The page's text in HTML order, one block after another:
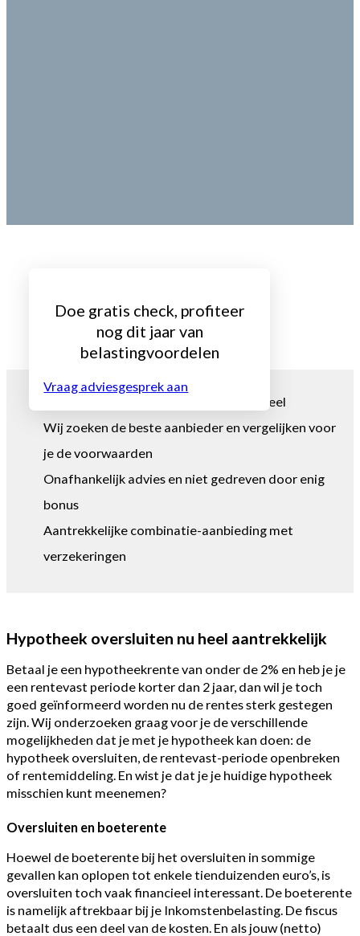
Doe gratis check, profiteer
nog dit jaar van
belastingvoordelen
Vraag adviesgesprek aan
Wij berekenen jouw maandelijks voordeel
Wij zoeken de beste aanbieder en vergelijken voor
je de voorwaarden
Onafhankelijk advies en niet gedreven door enig
bonus
Aantrekkelijke combinatie-aanbieding met
verzekeringen
Hypotheek oversluiten nu heel aantrekkelijk
Betaal je een hypotheekrente van onder de 2% en heb je je
een rentevast periode korter dan 2 jaar, dan wil je toch
goed geïnformeerd worden nu de rentes sterk gestegen
zijn. Wij onderzoeken graag voor je de verschillende
mogelijkheden dat je met je hypotheek kan doen: de
hypotheek oversluiten, de rentevast-periode openbreken
of rentemiddeling. En wist je dat je je huidige hypotheek
misschien kunt meenemen?
Oversluiten en boeterente
Hoewel de boeterente bij het oversluiten in sommige
gevallen kan oplopen tot enkele tienduizenden euro’s, is
oversluiten toch vaak financieel interessant. De boeterente
is namelijk aftrekbaar bij je Inkomstenbelasting. De fiscus
betaalt dus een deel van de kosten. En als jouw (netto)